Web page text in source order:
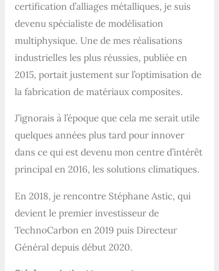
certification d’alliages métalliques, je suis
devenu spécialiste de modélisation
multiphysique. Une de mes réalisations
industrielles les plus réussies, publiée en
2015, portait justement sur l’optimisation de
la fabrication de matériaux composites.
J’ignorais à l’époque que cela me serait utile
quelques années plus tard pour innover
dans ce qui est devenu mon centre d’intérêt
principal en 2016, les solutions climatiques.
En 2018, je rencontre Stéphane Astic, qui
devient le premier investisseur de
TechnoCarbon en 2019 puis Directeur
Général depuis début 2020.